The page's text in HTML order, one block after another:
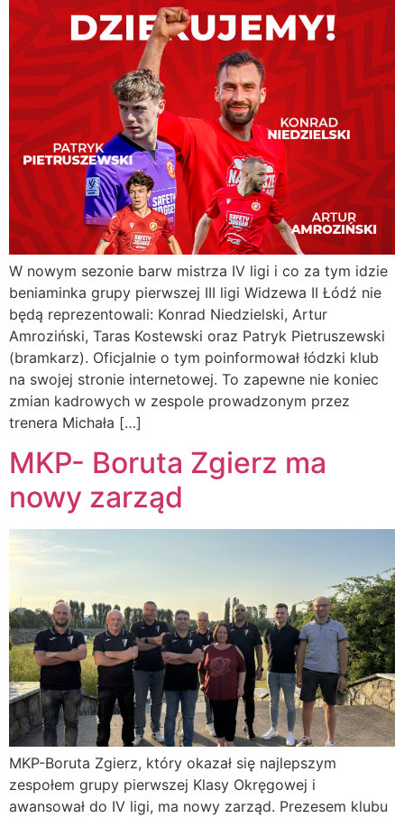
W nowym sezonie barw mistrza IV ligi i co za tym idzie
beniaminka grupy pierwszej III ligi Widzewa II Łódź nie
będą reprezentowali: Konrad Niedzielski, Artur
Amroziński, Taras Kostewski oraz Patryk Pietruszewski
(bramkarz). Oficjalnie o tym poinformował łódzki klub
na swojej stronie internetowej. To zapewne nie koniec
zmian kadrowych w zespole prowadzonym przez
trenera Michała […]
MKP- Boruta Zgierz ma
nowy zarząd
MKP-Boruta Zgierz, który okazał się najlepszym
zespołem grupy pierwszej Klasy Okręgowej i
awansował do IV ligi, ma nowy zarząd. Prezesem klubu